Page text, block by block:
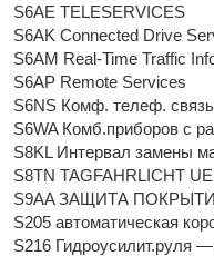
S6AE TELESERVICES
S6AK Connected Drive
S6AM Real-Time Traffic
S6AP Remote Services
S6NS Комф. телеф.
S6WA Комб.приборов с
S8KL Интервал замены
S8TN TAGFAHRLICHT
S9AA ЗАЩИТА
S205 автоматическая
S216 Гидроусилит.руля